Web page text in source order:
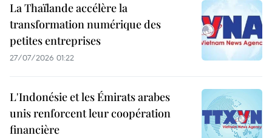
La Thaïlande accélère la
transformation numérique des
petites entreprises
27/07/2026 01:22
L'Indonésie et les Émirats arabes
unis renforcent leur coopération
financière